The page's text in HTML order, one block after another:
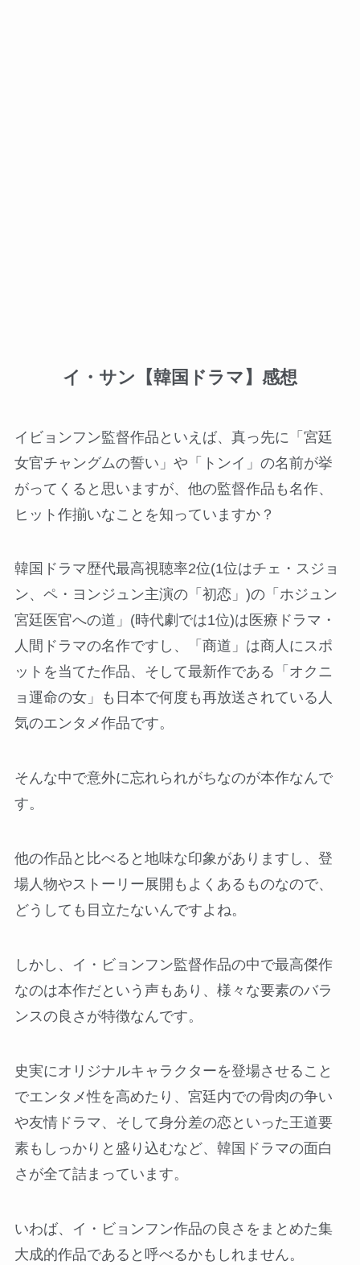
イ・サン【韓国ドラマ】感想
イビョンフン監督作品といえば、真っ先に「宮廷
女官チャングムの誓い」や「トンイ」の名前が挙
がってくると思いますが、他の監督作品も名作、
ヒット作揃いなことを知っていますか？
韓国ドラマ歴代最高視聴率2位(1位はチェ・スジョ
ン、ペ・ヨンジュン主演の「初恋」)の「ホジュン
宮廷医官への道」(時代劇では1位)は医療ドラマ・
人間ドラマの名作ですし、「商道」は商人にスポ
ットを当てた作品、そして最新作である「オクニ
ョ運命の女」も日本で何度も再放送されている人
気のエンタメ作品です。
そんな中で意外に忘れられがちなのが本作なんで
す。
他の作品と比べると地味な印象がありますし、登
場人物やストーリー展開もよくあるものなので、
どうしても目立たないんですよね。
しかし、イ・ビョンフン監督作品の中で最高傑作
なのは本作だという声もあり、様々な要素のバラ
ンスの良さが特徴なんです。
史実にオリジナルキャラクターを登場させること
でエンタメ性を高めたり、宮廷内での骨肉の争い
や友情ドラマ、そして身分差の恋といった王道要
素もしっかりと盛り込むなど、韓国ドラマの面白
さが全て詰まっています。
いわば、イ・ビョンフン作品の良さをまとめた集
大成的作品であると呼べるかもしれません。